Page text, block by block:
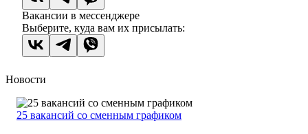
Вакансии в мессенджере
Выберите, куда вам их присылать:
Новости
25 вакансий со сменным графиком